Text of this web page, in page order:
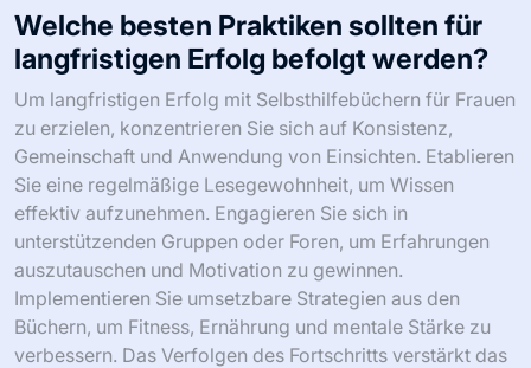
Welche besten Praktiken sollten für
langfristigen Erfolg befolgt werden?
Um langfristigen Erfolg mit Selbsthilfebüchern für Frauen
zu erzielen, konzentrieren Sie sich auf Konsistenz,
Gemeinschaft und Anwendung von Einsichten. Etablieren
Sie eine regelmäßige Lesegewohnheit, um Wissen
effektiv aufzunehmen. Engagieren Sie sich in
unterstützenden Gruppen oder Foren, um Erfahrungen
auszutauschen und Motivation zu gewinnen.
Implementieren Sie umsetzbare Strategien aus den
Büchern, um Fitness, Ernährung und mentale Stärke zu
verbessern. Das Verfolgen des Fortschritts verstärkt das